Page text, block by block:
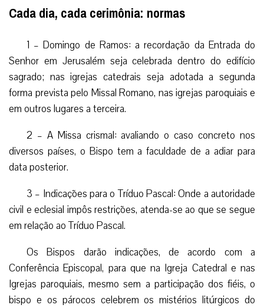
Cada dia, cada cerimônia: normas
1 – Domingo de Ramos: a recordação da Entrada do
Senhor em Jerusalém seja celebrada dentro do edifício
sagrado; nas igrejas catedrais seja adotada a segunda
forma prevista pelo Missal Romano, nas igrejas paroquiais e
em outros lugares a terceira.
2 – A Missa crismal: avaliando o caso concreto nos
diversos países, o Bispo tem a faculdade de a adiar para
data posterior.
3 – Indicações para o Tríduo Pascal: Onde a autoridade
civil e eclesial impôs restrições, atenda-se ao que se segue
em relação ao Tríduo Pascal.
Os Bispos darão indicações, de acordo com a
Conferência Episcopal, para que na Igreja Catedral e nas
Igrejas paroquiais, mesmo sem a participação dos fiéis, o
bispo e os párocos celebrem os mistérios litúrgicos do